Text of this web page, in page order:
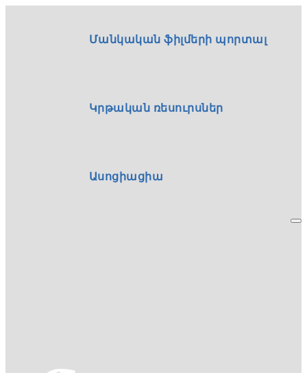
Մանկական ֆիլմերի պորտալ
Կրթական ռեսուրսներ
Ասոցիացիա